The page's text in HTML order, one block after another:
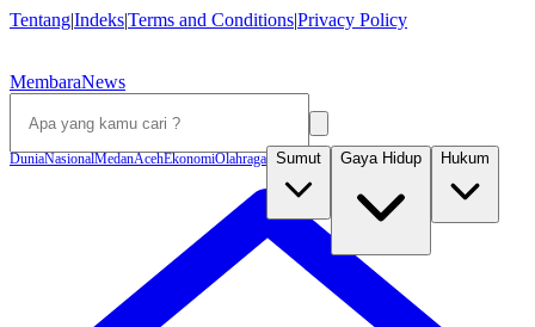
Tentang|Indeks|Terms and Conditions|Privacy Policy
MembaraNews
DuniaNasionalMedanAcehEkonomiOlahraga Sumut Gaya Hidup Hukum